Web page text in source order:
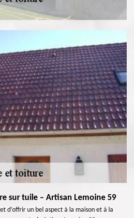
sur tuile – Artisan Lemoine 59
d’offrir un bel aspect à la maison et à la